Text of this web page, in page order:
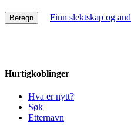
Finn slektskap og
Hurtigkoblinger
Hva er nytt?
Søk
Etternavn